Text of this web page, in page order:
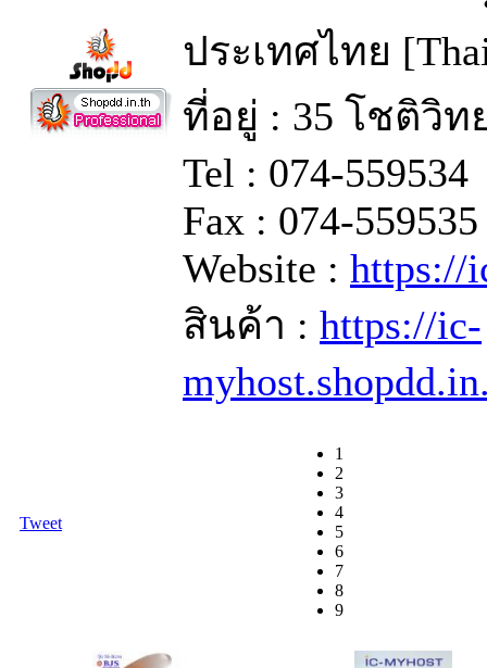
ประเทศไทย
ที่อยู่ : 35 โชติวิท
Tel : 074-559534
Fax : 074-559535
Website : https://
สินค้า : https://ic-
Tweet
1
2
3
4
5
6
7
8
9